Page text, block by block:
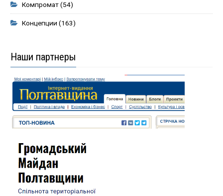
Компромат(54)
Концепции (163)
Наши партнеры